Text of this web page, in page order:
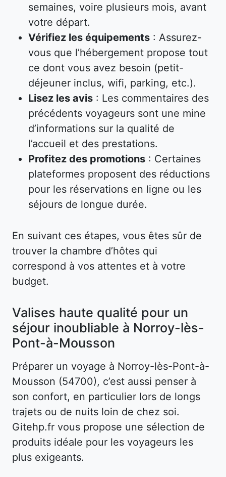
semaines, voire plusieurs mois, avant
votre départ.
Vérifiez les équipements : Assurez-
vous que l’hébergement propose tout
ce dont vous avez besoin (petit-
déjeuner inclus, wifi, parking, etc.).
Lisez les avis : Les commentaires des
précédents voyageurs sont une mine
d’informations sur la qualité de
l’accueil et des prestations.
Profitez des promotions : Certaines
plateformes proposent des réductions
pour les réservations en ligne ou les
séjours de longue durée.
En suivant ces étapes, vous êtes sûr de
trouver la chambre d’hôtes qui
correspond à vos attentes et à votre
budget.
Valises haute qualité pour un
séjour inoubliable à Norroy-lès-
Pont-à-Mousson
Préparer un voyage à Norroy-lès-Pont-à-
Mousson (54700), c’est aussi penser à
son confort, en particulier lors de longs
trajets ou de nuits loin de chez soi.
Gitehp.fr vous propose une sélection de
produits idéale pour les voyageurs les
plus exigeants.